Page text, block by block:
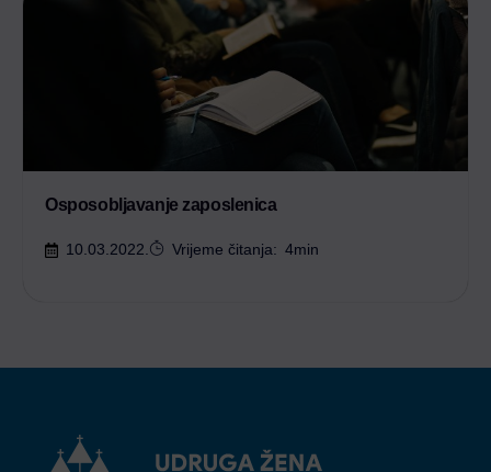
Osposobljavanje zaposlenica
10.03.2022. Vrijeme čitanja: 4min